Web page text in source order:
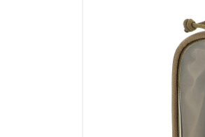
Taktické vybavenie
Darčekové poukazy